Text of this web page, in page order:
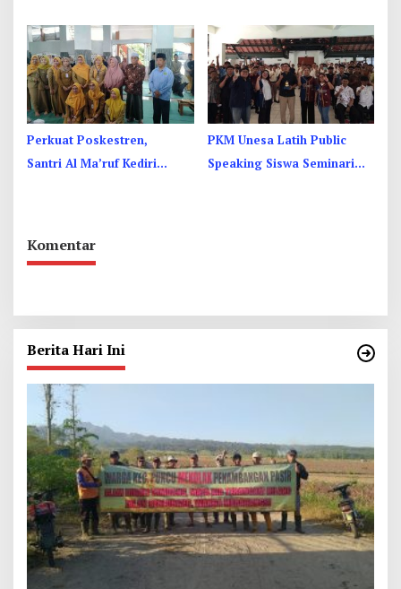
Budaya di Thailand
Ukhuwah
Perkuat Poskestren,
Santri Al Ma’ruf Kediri
PKM Unesa Latih Public
Speaking Siswa Seminari
Komentar
Berita Hari Ini